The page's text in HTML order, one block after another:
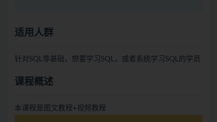
适用人群
针对SQL零基础，想要学习SQL，或者系统学习SQL的学员
课程概述
本课程是图文教程+视频教程